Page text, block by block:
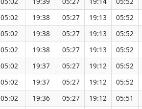
05:02 19:38 05:27 19:13 05:52
05:02 19:38 05:27 19:13 05:52
05:02 19:38 05:27 19:13 05:52
05:02 19:37 05:27 19:12 05:52
05:02 19:37 05:27 19:12 05:52
05:02 19:36 05:27 19:12 05:51